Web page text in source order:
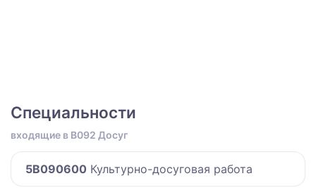
Специальности
входящие в B092 Досуг
5B090600 Культурно-досуговая работа